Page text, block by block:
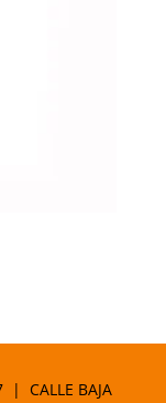
| CALLE BAJA